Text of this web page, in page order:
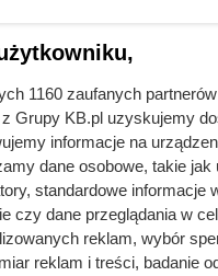
jej rozbierać się
filmie.
seksbomby
1160 zaufanych
Grupy KB.pl uzyskujemy
informacje na
dane osobowe, takie jak
standardowe informacje
czy dane przeglądania w
reklam, wybór
reklam i treści, badanie